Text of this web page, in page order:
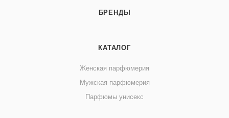
БРЕНДЫ
КАТАЛОГ
Женская парфюмерия
Мужская парфюмерия
Парфюмы унисекс